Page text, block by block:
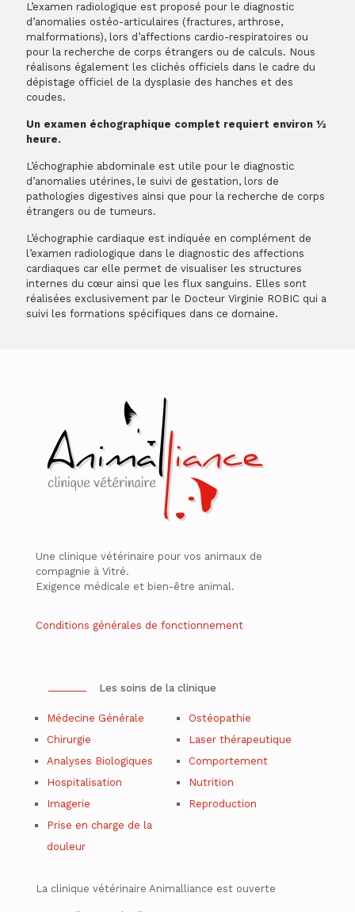
L’examen radiologique est proposé pour le diagnostic
d’anomalies ostéo-articulaires (fractures, arthrose,
malformations), lors d’affections cardio-respiratoires ou
pour la recherche de corps étrangers ou de calculs. Nous
réalisons également les clichés officiels dans le cadre du
dépistage officiel de la dysplasie des hanches et des
coudes.
Un examen échographique complet requiert environ ½
heure.
L’échographie abdominale est utile pour le diagnostic
d’anomalies utérines, le suivi de gestation, lors de
pathologies digestives ainsi que pour la recherche de corps
étrangers ou de tumeurs.
L’échographie cardiaque est indiquée en complément de
l’examen radiologique dans le diagnostic des affections
cardiaques car elle permet de visualiser les structures
internes du cœur ainsi que les flux sanguins. Elles sont
réalisées exclusivement par le Docteur Virginie ROBIC qui a
suivi les formations spécifiques dans ce domaine.
Une clinique vétérinaire pour vos animaux de
compagnie à Vitré.
Exigence médicale et bien-être animal.
Conditions générales de fonctionnement
Les soins de la clinique
Médecine Générale
Chirurgie
Analyses Biologiques
Hospitalisation
Imagerie
Prise en charge de la
douleur
Ostéopathie
Laser thérapeutique
Comportement
Nutrition
Reproduction
La clinique vétérinaire Animalliance est ouverte